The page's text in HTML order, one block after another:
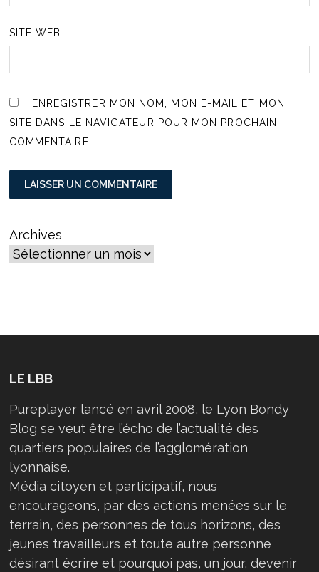
SITE WEB
ENREGISTRER MON NOM, MON E-MAIL ET MON
SITE DANS LE NAVIGATEUR POUR MON PROCHAIN
COMMENTAIRE.
Archives
LE LBB
Pureplayer lancé en avril 2008, le Lyon Bondy
Blog se veut être l’écho de l’actualité des
quartiers populaires de l’agglomération
lyonnaise.
Média citoyen et participatif, nous
encourageons, par des actions menées sur le
terrain, des personnes de tous horizons, des
jeunes travailleurs et toute autre personne
désirant écrire et pourquoi pas, un jour, devenir